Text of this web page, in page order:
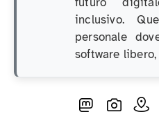
inclusivo.
personale
software